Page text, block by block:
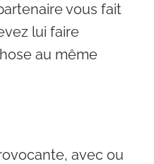
vous fait
lui faire
au même
avec ou